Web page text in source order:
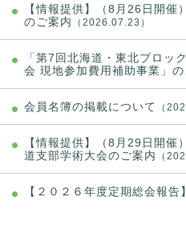
【情報提供】（8月26日開
のご案内
（2026.07.23）
「第7回北海道・東北ブロッ
会 現地参加費用補助事業」の
会員名簿の掲載について （
【情報提供】（8月29日開催
道支部学術大会のご案内
（
【２０２６年度定期総会報告